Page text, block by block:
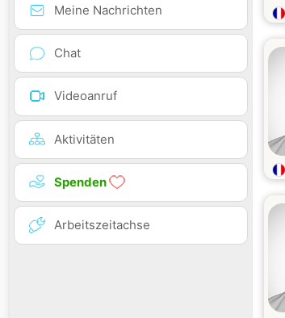
Meine Nachrichten
Chat
Videoanruf
Aktivitäten
Spenden
Arbeitszeitachse